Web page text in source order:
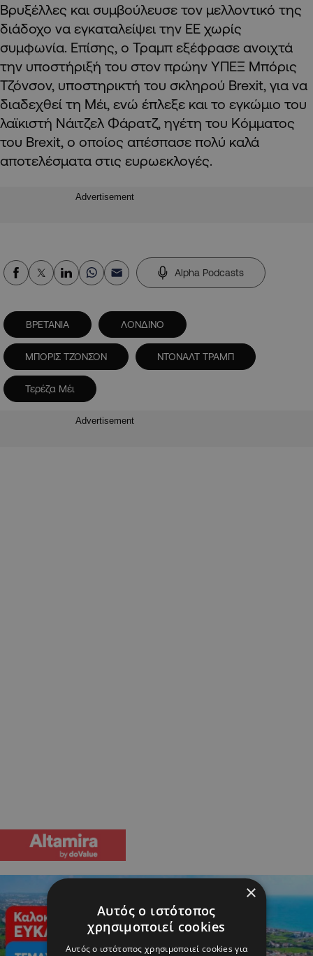
Βρυξέλλες και συμβούλευσε τον μελλοντικό της
διάδοχο να εγκαταλείψει την ΕΕ χωρίς
συμφωνία. Επίσης, ο Τραμπ εξέφρασε ανοιχτά
την υποστήριξή του στον πρώην ΥΠΕΞ Μπόρις
Τζόνσον, υποστηρικτή του σκληρού Brexit, για να
διαδεχθεί τη Μέι, ενώ έπλεξε και το εγκώμιο του
λαϊκιστή Νάιτζελ Φάρατζ, ηγέτη του Κόμματος
του Brexit, ο οποίος απέσπασε πολύ καλά
αποτελέσματα στις ευρωεκλογές.
Advertisement
Alpha Podcasts
ΒΡΕΤΑΝΙΑ ΛΟΝΔΙΝΟ
ΜΠΟΡΙΣ ΤΖΟΝΣΟΝ ΝΤΟΝΑΛΤ ΤΡΑΜΠ
Τερέζα Μέι
Advertisement
×
Αυτός ο ιστότοπος
χρησιμοποιεί cookies
Αυτός ο ιστότοπος χρησιμοποιεί cookies για